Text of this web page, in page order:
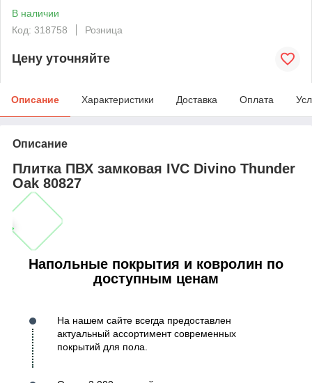
В наличии
Код: 318758
Розница
Цену уточняйте
Описание Характеристики Доставка Оплата
Описание
Плитка ПВХ замковая IVC Divino Thunder
Oak 80827
Напольные покрытия и ковролин по
доступным ценам
На нашем сайте всегда предоставлен
актуальный ассортимент современных
покрытий для пола.